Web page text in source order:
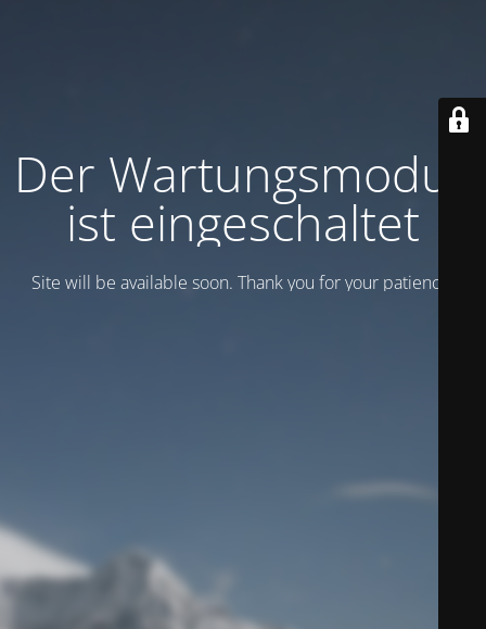
Der Wartungsmodus
ist eingeschaltet
Site will be available soon. Thank you for your patience!